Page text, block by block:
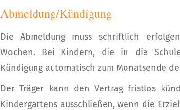
Abmeldung/Kündigung
Die Abmeldung muss schriftlich
Wochen. Bei Kindern, die in die
Kündigung automatisch zum Monatsende
Der Träger kann den Vertrag fristlos
Kindergartens ausschließen, wenn die